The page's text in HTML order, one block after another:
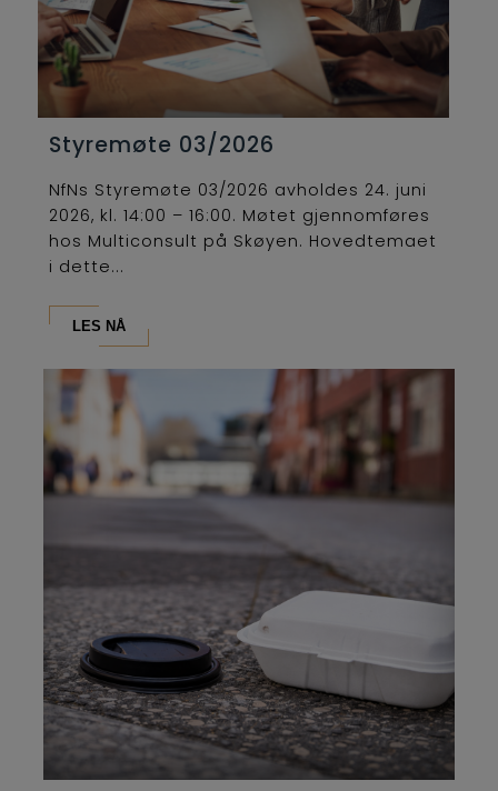
Styremøte 03/2026
NfNs Styremøte 03/2026 avholdes 24. juni
2026, kl. 14:00 – 16:00. Møtet gjennomføres
hos Multiconsult på Skøyen. Hovedtemaet
i dette...
LES NÅ